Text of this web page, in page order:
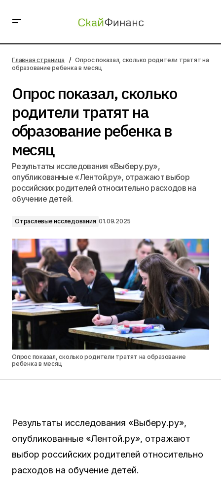
образование ребенка в месяц
Главная страница
Опрос показал, сколько родители тратят на
образование ребенка в месяц
Опрос показал, сколько
родители тратят на
образование ребенка в
месяц
Результаты исследования «Выберу.ру»,
опубликованные «Лентой.ру», отражают выбор
российских родителей относительно расходов на
обучение детей.
Отраслевые исследования 01.09.2025
Опрос показал, сколько родители тратят на образование
ребенка в месяц
Результаты исследования «Выберу.ру»,
опубликованные «Лентой.ру», отражают
выбор российских родителей относительно
расходов на обучение детей.